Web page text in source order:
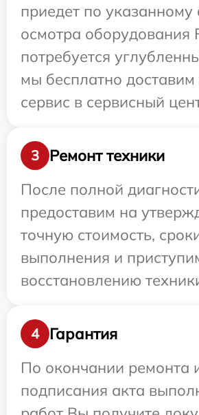
приедет по указанному
осмотра оборудования
потребуется
мы бесплатно доставим
сервис в сервисный
3
Ремонт техники
После полной
предоставим на
точную стоимость,
выполнения и
восстановлению
4
Гарантия
По окончании ремонта
подписания акта